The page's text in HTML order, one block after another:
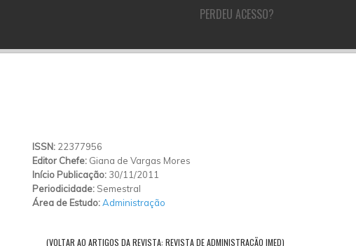
PERDEU ACESSO?
ISSN: 22377956
Editor Chefe: Giana de Vargas Mores
Início Publicação: 30/11/2011
Periodicidade: Semestral
Área de Estudo:Administração
(VOLTAR AO ARTIGOS DA REVISTA: REVISTA DE ADMINISTRAÇÃO IMED)